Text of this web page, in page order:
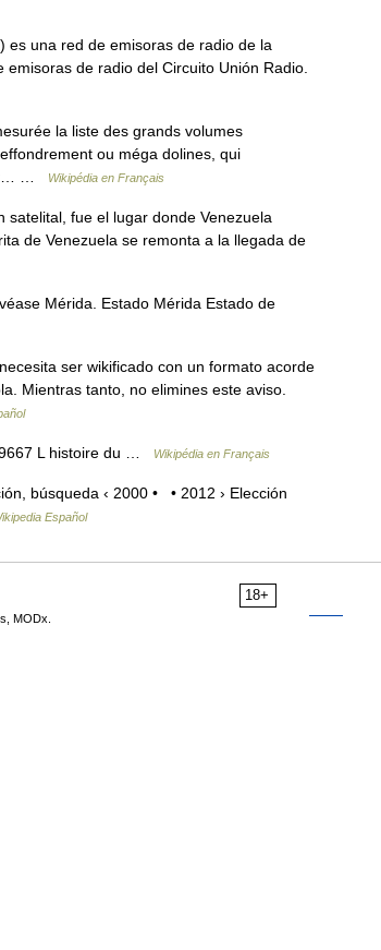
una red de emisoras de radio de la
de radio del Circuito Unión Radio.
la liste des grands volumes
ou méga dolines, qui
…
Wikipédia en Français
fue el lugar donde Venezuela
de Venezuela se remonta a la llegada de
Mérida. Estado Mérida Estado de
ser wikificado con un formato acorde
Mientras tanto, no elimines este aviso.
L histoire du … Wikipédia en Français
búsqueda ‹ 2000 • • 2012 › Elección
Español
18+
MODx.